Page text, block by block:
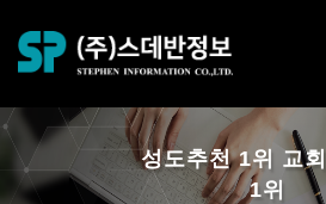
성도추천 1위 교
1위